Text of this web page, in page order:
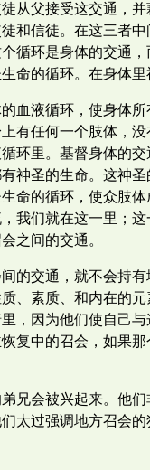
从父接受这交通，
和信徒。在这三者
循环是身体的交通
命的循环。在身体
血液循环，使身体
有任何一个肢体，
环里。基督身体的
神圣的生命。这神
命的循环，使众肢
我们就在这一里；
之间的交通。
的交通，就不会持
、素质、和内在的
，因为他们使自己
复中的召会，如果
兄会被兴起来。他
太过强调地方召会